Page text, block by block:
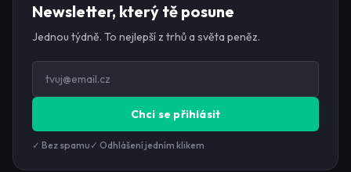
Newsletter, který tě posune
Jednou týdně. To nejlepší z trhů a světa peněz.
Chci se přihlásit
✓ Bez spamu ✓ Odhlášení jedním klikem